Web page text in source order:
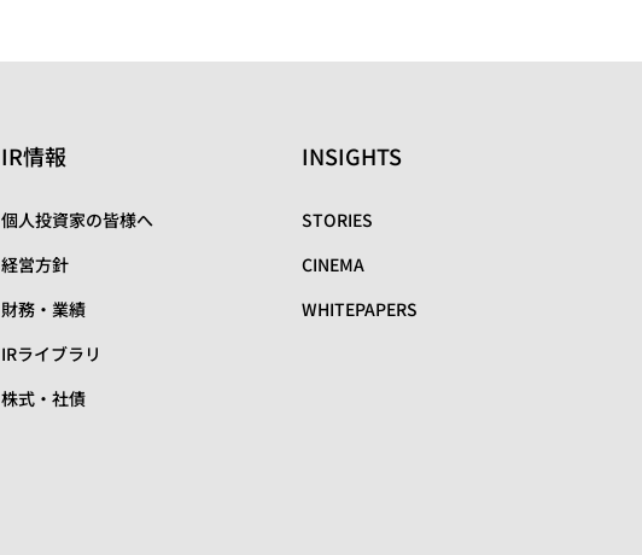
IR情報
個人投資家の皆様へ
経営方針
財務・業績
IRライブラリ
株式・社債
INSIGHTS
STORIES
CINEMA
WHITEPAPERS